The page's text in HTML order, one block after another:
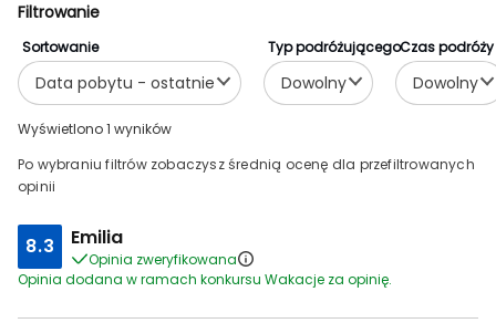
Filtrowanie
Typ podróżującego
Dowolny
Czas podróży
Dowolny
Sortowanie
Data pobytu - ostatnie
Wyświetlono 1 wyników
Po wybraniu filtrów zobaczysz średnią ocenę dla przefiltrowanych
opinii
8.3 Emilia
Opinia zweryfikowana
Opinia dodana w ramach konkursu Wakacje za opinię.